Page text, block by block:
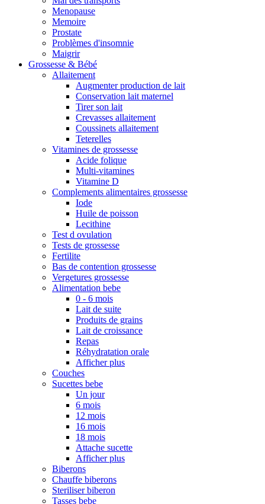
Menopause
Memoire
Prostate
Problèmes d'insomnie
Maigrir
Grossesse & Bébé
Allaitement
Augmenter production de lait
Conservation lait maternel
Tirer son lait
Crevasses allaitement
Coussinets allaitement
Teterelles
Vitamines de grossesse
Acide folique
Multi-vitamines
Vitamine D
Complements alimentaires grossesse
Iode
Huile de poisson
Lecithine
Test d ovulation
Tests de grossesse
Fertilite
Bas de contention grossesse
Vergetures grossesse
Alimentation bebe
0 - 6 mois
Lait de suite
Produits de grains
Lait de croissance
Repas
Réhydratation orale
Afficher plus
Couches
Sucettes bebe
Un jour
6 mois
12 mois
16 mois
18 mois
Attache sucette
Afficher plus
Biberons
Chauffe biberons
Steriliser biberon
Tasses bebe